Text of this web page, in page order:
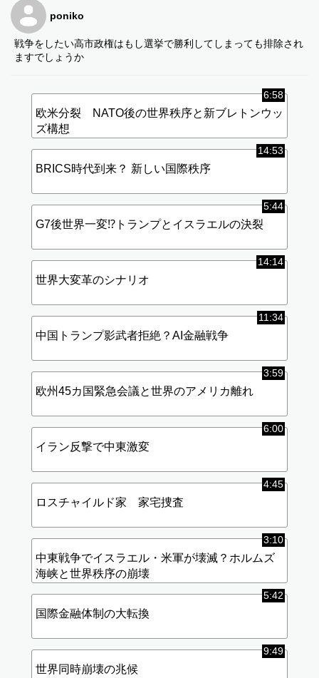
poniko
戦争をしたい高市政権はもし選挙で勝利してしまっても排除され
ますでしょうか
6:58
欧米分裂 NATO後の世界秩序と新ブレトンウッ
ズ構想
14:53
BRICS時代到来？ 新しい国際秩序
5:44
G7後世界一変⁉︎トランプとイスラエルの決裂
14:14
世界大変革のシナリオ
11:34
中国トランプ影武者拒絶？AI金融戦争
3:59
欧州45カ国緊急会議と世界のアメリカ離れ
6:00
イラン反撃で中東激変
4:45
ロスチャイルド家 家宅捜査
3:10
中東戦争でイスラエル・米軍が壊滅？ホルムズ
海峡と世界秩序の崩壊
5:42
国際金融体制の大転換
9:49
世界同時崩壊の兆候